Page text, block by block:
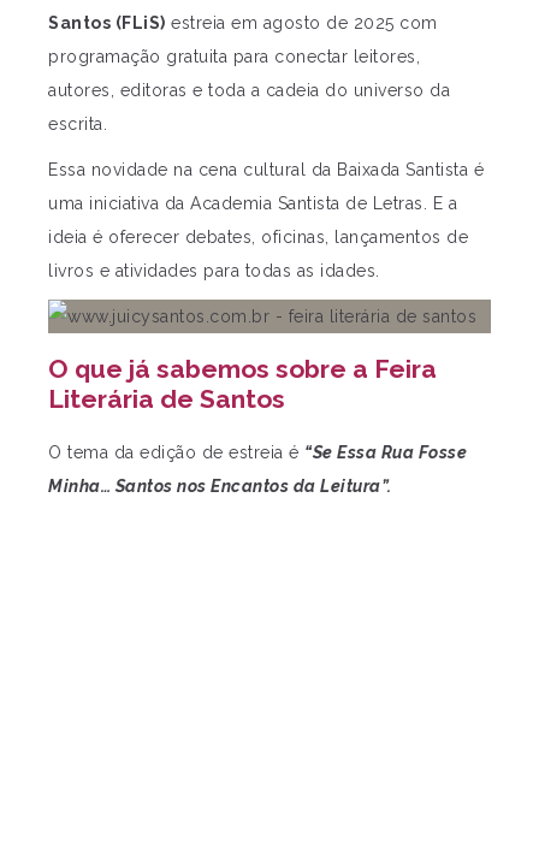
Santos (FLiS) estreia em agosto de 2025 com
programação gratuita para conectar leitores,
autores, editoras e toda a cadeia do universo da
escrita.
Essa novidade na cena cultural da Baixada Santista é
uma iniciativa da Academia Santista de Letras. E a
ideia é oferecer debates, oficinas, lançamentos de
livros e atividades para todas as idades.
O que já sabemos sobre a Feira
Literária de Santos
O tema da edição de estreia é “Se Essa Rua Fosse
Minha… Santos nos Encantos da Leitura”.